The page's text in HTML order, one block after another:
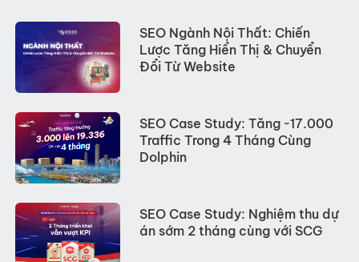
SEO Ngành Nội Thất: Chiến
Lược Tăng Hiển Thị & Chuyển
Đổi Từ Website
SEO Case Study: Tăng ~17.000
Traffic Trong 4 Tháng Cùng
Dolphin
SEO Case Study: Nghiệm thu dự
án sớm 2 tháng cùng với SCG